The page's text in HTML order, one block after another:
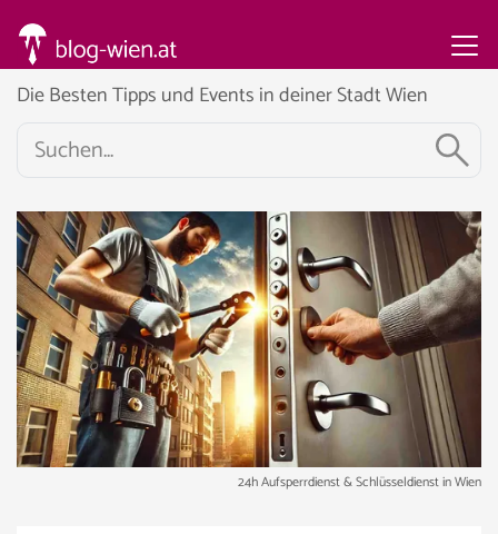
Die Besten Tipps und Events in deiner Stadt Wien
24h Aufsperrdienst & Schlüsseldienst in Wien